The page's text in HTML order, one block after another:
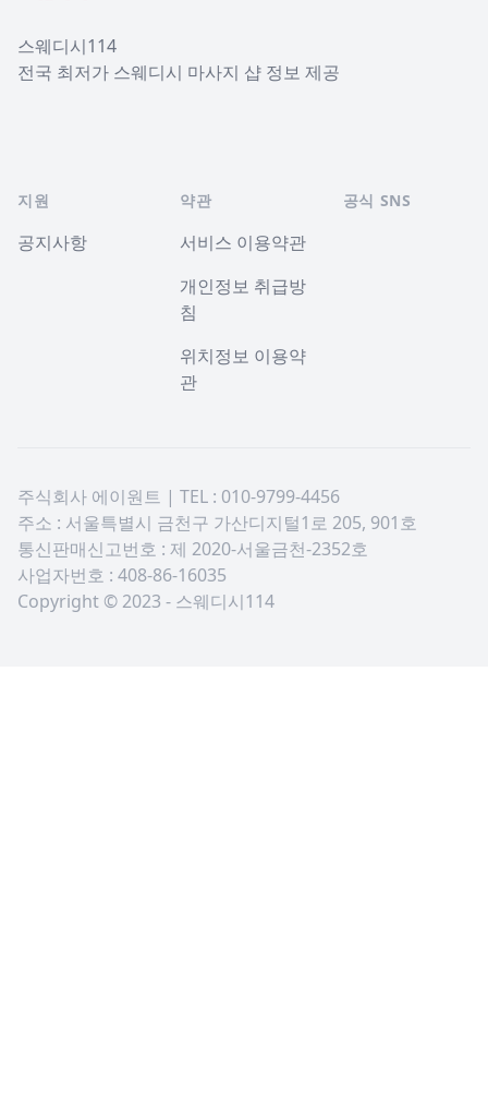
스웨디시114
전국 최저가 스웨디시 마사지 샵 정보 제공
지원
공지사항
약관
서비스 이용약관
개인정보 취급방
침
위치정보 이용약
관
공식 SNS
주식회사 에이원트 | TEL : 010-9799-4456
주소 : 서울특별시 금천구 가산디지털1로 205, 901호
통신판매신고번호 : 제 2020-서울금천-2352호
사업자번호 : 408-86-16035
Copyright © 2023 - 스웨디시114